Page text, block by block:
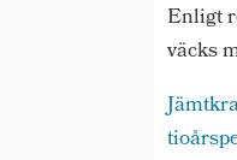
Enligt
väcks